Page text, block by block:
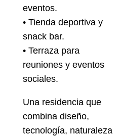
eventos.
• Tienda deportiva y
snack bar.
• Terraza para
reuniones y eventos
sociales.
Una residencia que
combina diseño,
tecnología, naturaleza